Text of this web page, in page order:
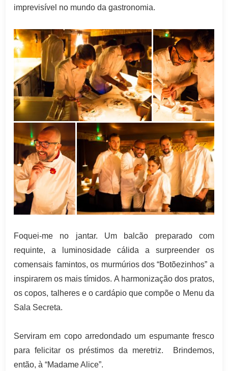
imprevisível no mundo da gastronomia.
Foquei-me no jantar. Um balcão preparado com
requinte, a luminosidade cálida a surpreender os
comensais famintos, os murmúrios dos “Botõezinhos” a
inspirarem os mais tímidos. A harmonização dos pratos,
os copos, talheres e o cardápio que compõe o Menu da
Sala Secreta.
Serviram em copo arredondado um espumante fresco
para felicitar os préstimos da meretriz. Brindemos,
então, à “Madame Alice”.